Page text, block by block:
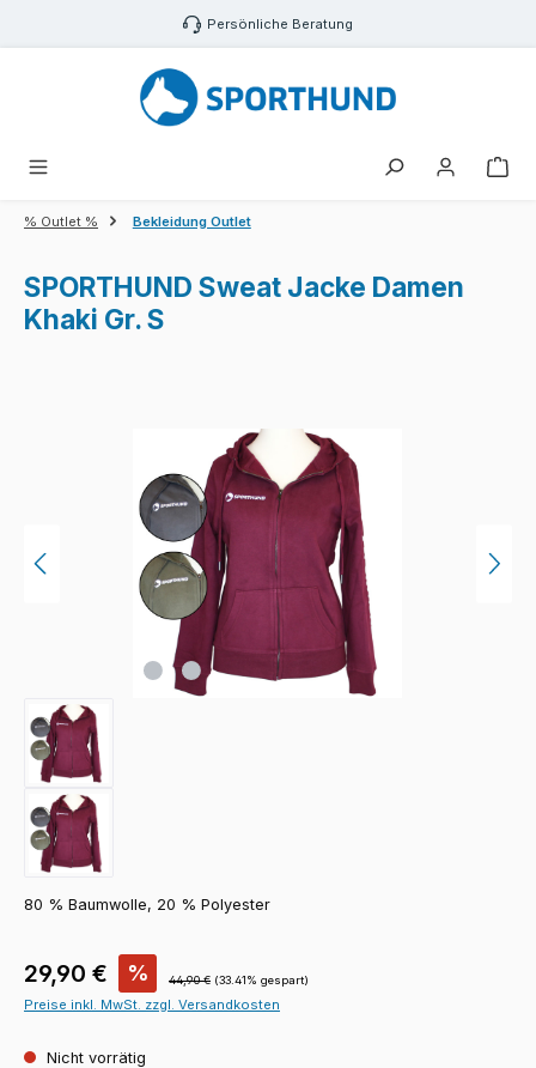
Zum Hauptinhalt springen Persönliche Beratung
% Outlet % Bekleidung Outlet
SPORTHUND Sweat Jacke Damen
Khaki Gr. S
80 % Baumwolle, 20 % Polyester
Verkaufspreis:
29,90 € % Regulärer Preis:
44,90 € (33.41% gespart)
Preise inkl. MwSt. zzgl. Versandkosten
Nicht vorrätig